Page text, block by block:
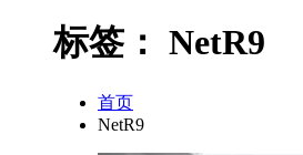
标签： NetR9
首页
NetR9